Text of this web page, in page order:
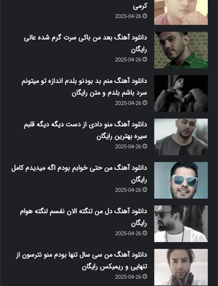
کرمی
2025-04-26
دانلود آهنگ بعد من باکی سرت گرم شده عالی
رایگان
2025-04-26
دانلود آهنگ منم بد بودنو بلدم اندازه تو میتونم
سرد باشم بلدم و متن رایگان
2025-04-26
دانلود آهنگ منو دادی از دست دیگه دیگه قلبم
سیره بهترین رایگان
2025-04-26
دانلود آهنگ من حتی خوابم بودم اگه میدیدم کامل
رایگان
2025-04-26
دانلود آهنگ دل من تنگته الان نفسم لنگته هوام
رایگان
2025-04-26
دانلود آهنگ من سی سال تنها بودم منو نترسون از
تنهایی و ریمیکس رایگان
2025-04-26